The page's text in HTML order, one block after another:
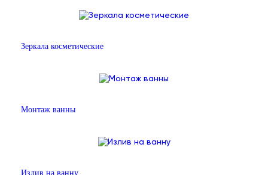
Зеркала косметические
Монтаж ванны
Излив на ванну